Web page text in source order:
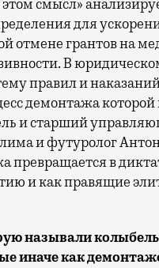
смысл»
для
отмене грантов на
В
правил и
демонтажа
и старший
и футуролог
превращается в
и как правящие
называли
иначе как